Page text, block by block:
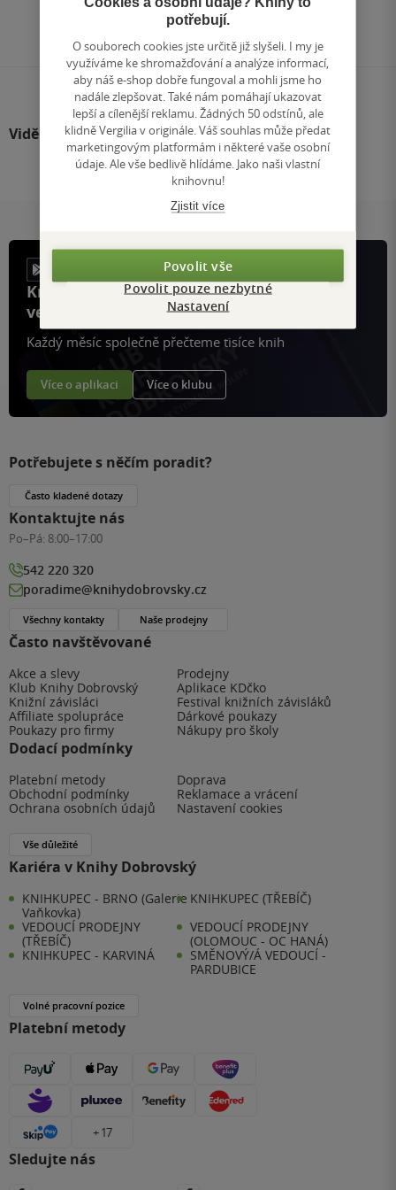
na
stránku
Viděli jste
Knihy, recenze a klubové výhody
ve vaší kapse a naší appce KDčko
Každý měsíc společně přečteme tisíce knih
Více o aplikaci Více o klubu
Často navštěvované
Akce a slevy
Prodejny
Klub Knihy Dobrovský
Aplikace KDčko
Knižní závisláci
Festival knižních závisláků
Affiliate spolupráce
Dárkové poukazy
Poukazy pro firmy
Nákupy pro školy
Dodací podmínky
Platební metody
Doprava
Obchodní podmínky
Reklamace a vrácení
Ochrana osobních údajů
Nastavení cookies
Vše důležité
Kariéra v Knihy Dobrovský
KNIHKUPEC - BRNO (Galerie
Vaňkovka)
KNIHKUPEC (TŘEBÍČ)
VEDOUCÍ PRODEJNY
(TŘEBÍČ)
VEDOUCÍ PRODEJNY
(OLOMOUC - OC HANÁ)
KNIHKUPEC - KARVINÁ
SMĚNOVÝ/Á VEDOUCÍ -
PARDUBICE
Volné pracovní pozice
Platební metody
+ 17
Sledujte nás
Potřebujete s něčím poradit?
Často kladené dotazy
Kontaktujte nás
Po–Pá: 8:00–17:00
542 220 320
poradime@knihydobrovsky.cz
Všechny kontakty Naše prodejny
potřebují.
O souborech cookies jste určitě již slyšeli. I my je
využíváme ke shromažďování a analýze informací,
aby náš e-shop dobře fungoval a mohli jsme ho
nadále zlepšovat. Také nám pomáhají ukazovat
lepší a cílenější reklamu. Žádných 50 odstínů, ale
klidně Vergilia v originále. Váš souhlas může předat
marketingovým platformám i některé vaše osobní
údaje. Ale vše bedlivě hlídáme. Jako naši vlastní
knihovnu!
Zjistit více
Povolit vše
Povolit pouze nezbytné
Nastavení